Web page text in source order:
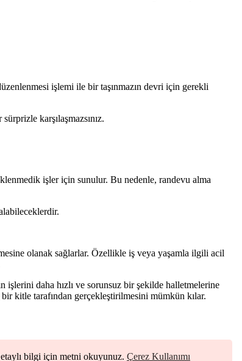
bilgi için metni okuyunuz. Çerez Kullanımı
işlemi ile bir taşınmazın devri için gerekli
karşılaşmazsınız.
işler için sunulur. Bu nedenle, randevu alma
olanak sağlarlar. Özellikle iş veya yaşamla ilgili acil
işlerini daha hızlı ve sorunsuz bir şekilde halletmelerine
kitle tarafından gerçekleştirilmesini mümkün kılar.